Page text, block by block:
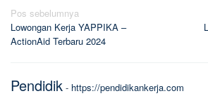
Navigasi
pos
Pos sebelumnya
Lowongan Kerja YAPPIKA –
ActionAid Terbaru 2024
Pendidik - https://pendidikankerja.com